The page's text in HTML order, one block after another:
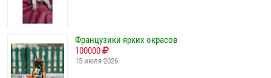
Французики ярких окрасов
100000
15 июля 2026